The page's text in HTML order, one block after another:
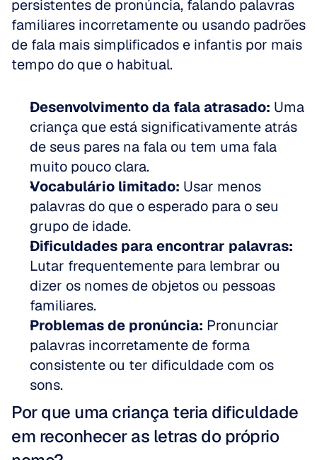
persistentes de pronúncia, falando palavras
familiares incorretamente ou usando padrões
de fala mais simplificados e infantis por mais
tempo do que o habitual.
Desenvolvimento da fala atrasado: Uma
criança que está significativamente atrás
de seus pares na fala ou tem uma fala
muito pouco clara.
Vocabulário limitado: Usar menos
palavras do que o esperado para o seu
grupo de idade.
Dificuldades para encontrar palavras:
Lutar frequentemente para lembrar ou
dizer os nomes de objetos ou pessoas
familiares.
Problemas de pronúncia: Pronunciar
palavras incorretamente de forma
consistente ou ter dificuldade com os
sons.
Por que uma criança teria dificuldade
em reconhecer as letras do próprio